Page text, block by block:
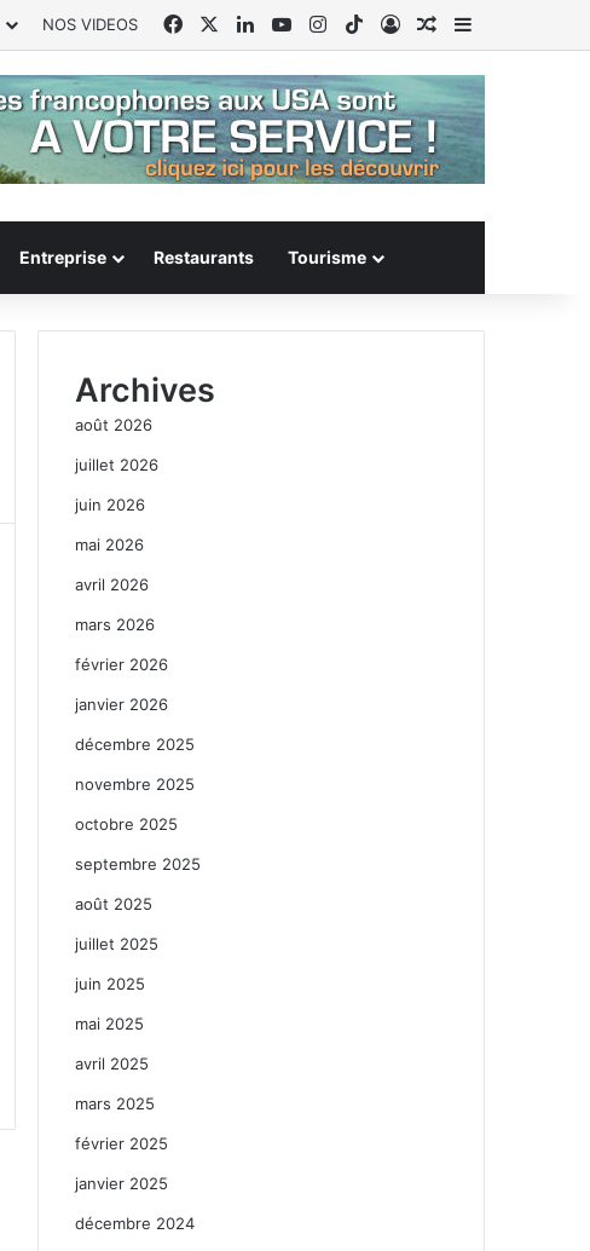
NOS VIDEOS FacebookLinkedinYouTubeInstagram
TikTokConnexion
Article Aléatoire
Sidebar
Entreprise Restaurants Tourisme
Archives
août 2026
juillet 2026
juin 2026
mai 2026
avril 2026
mars 2026
février 2026
janvier 2026
décembre 2025
novembre 2025
octobre 2025
septembre 2025
août 2025
juillet 2025
juin 2025
mai 2025
avril 2025
mars 2025
février 2025
janvier 2025
décembre 2024